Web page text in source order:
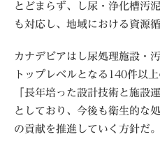
とどまらず、し尿・浄化槽汚
も対応し、地域における資源
カナデビアはし尿処理施設・
トップレベルとなる140件以
「長年培った設計技術と施設
としており、今後も衛生的な
の貢献を推進していく方針だ。